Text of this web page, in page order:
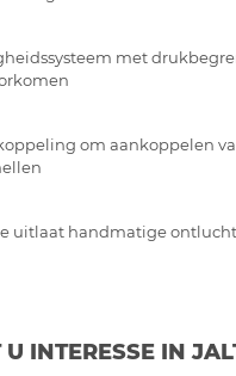
met
om aankoppelen
uitlaat handmatige
U INTERESSE IN